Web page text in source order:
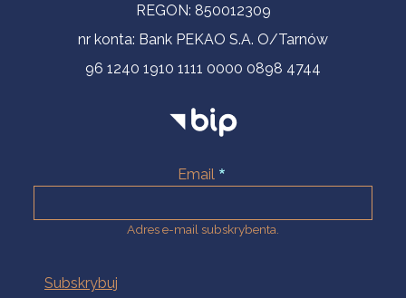
REGON: 850012309
nr konta: Bank PEKAO S.A. O/Tarnów
96 1240 1910 1111 0000 0898 4744
Email
Adres e-mail subskrybenta.